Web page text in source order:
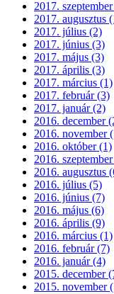
2017.
2017. augusztus
2017. július (2)
2017. június (3)
2017. május (3)
2017. április (3)
2017. március (1)
2017. február (3)
2017. január (2)
2016. december
2016. november
2016. október (1)
2016.
2016. augusztus
2016. július (5)
2016. június (7)
2016. május (6)
2016. április (9)
2016. március (1)
2016. február (7)
2016. január (4)
2015. december
2015. november